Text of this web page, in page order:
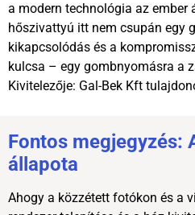
a modern technológia az ember
hőszivattyú itt nem csupán egy
kikapcsolódás és a
kulcsa – egy gombnyomásra a
Kivitelezője: Gal-Bek Kft
Fontos megjegyzés:
állapota
Ahogy a közzétett fotókon és a